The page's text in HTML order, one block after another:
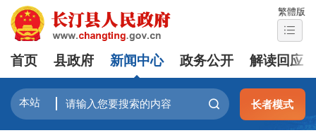
繁體版
首页 县政府 新闻中心 政务公开 解读回应
长者模式